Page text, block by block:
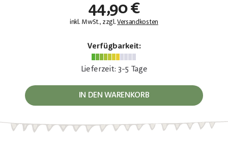
44,90 €
inkl. MwSt., zzgl.Versandkosten
Verfügbarkeit:
Lieferzeit: 3-5 Tage
IN DEN WARENKORB